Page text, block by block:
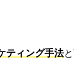
ティング手法